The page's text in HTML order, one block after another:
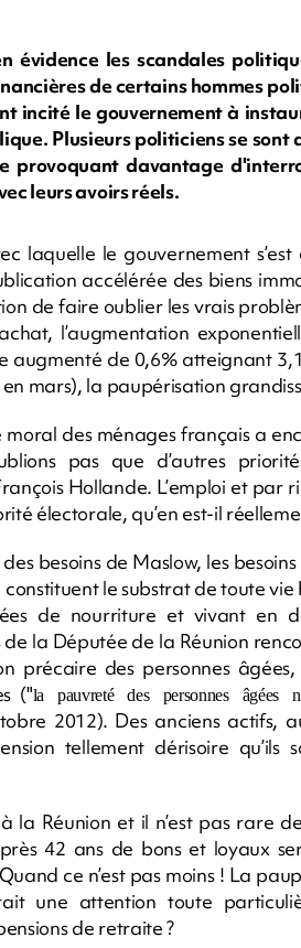
évidence les scandales
de certains hommes
incité le gouvernement à
Plusieurs politiciens se
provoquant davantage
leurs avoirs réels.
laquelle le gouvernement
accélérée des biens
de faire oublier les vrais
l’augmentation
augmenté de 0,6% atteignant
mars), la paupérisation
des ménages français a
pas que d’autres
Hollande. L’emploi et par
électorale, qu’en est-il
besoins de Maslow, les
le substrat de toute
de nourriture et vivant en
la Députée de la Réunion
précaire des personnes
("la pauvreté des personnes âgées
2012). Des anciens actifs,
tellement dérisoire qu’ils
la Réunion et il n’est pas rare
42 ans de bons et loyaux
ce n’est pas moins ! La
une attention toute
de retraite ?